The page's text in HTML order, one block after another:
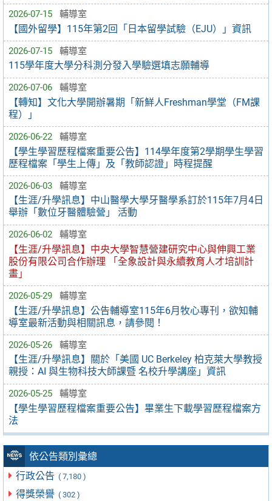
2026-07-15 輔導室
【國外留學】115年第2回「日本留學試驗（EJU）」資訊
2026-07-15 輔導室
115學年度大學分科測分發入學驗選填志願輔導
2026-07-06 輔導室
【轉知】文化大學開辦暑期「新鮮人Freshman學堂（FM課
程）」
2026-06-22 輔導室
【學生學習歷程檔案重要公告】114學年度第2學期學生學習
歷程檔案「學生上傳」及「教師認證」時程提醒
2026-06-03 輔導室
【生涯/升學訊息】中山醫學大學牙醫學系訂於115年7月4日
舉辦「數位牙醫體驗營」 活動
2026-06-02 輔導室
【生涯/升學訊息】中央大學智慧營建研究中心與伸興工業
股份有限公司合作辦理 「全象設計與永續教育人才培訓計
畫」
2026-05-29 輔導室
【生涯/升學訊息】公告輔導室115年6月牧心專刊，欲知輔
導室最新活動與相關訊息，請參閱！
2026-05-26 輔導室
【生涯/升學訊息】關於「美國 UC Berkeley 柏克萊大學教授
親授：AI 與生物科技大師課暨 名校升學講座」資訊
2026-05-25 輔導室
【學生學習歷程檔案重要公告】畢業生下載學習歷程檔案方
法
依公告類別彙總
行政公告 ( 7,180 )
得獎榮譽 ( 302 )